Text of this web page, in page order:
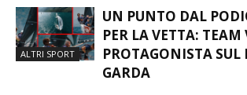
ALTRI SPORT
UN PUNTO DAL
PER LA VETTA: TEAM
PROTAGONISTA SUL
GARDA